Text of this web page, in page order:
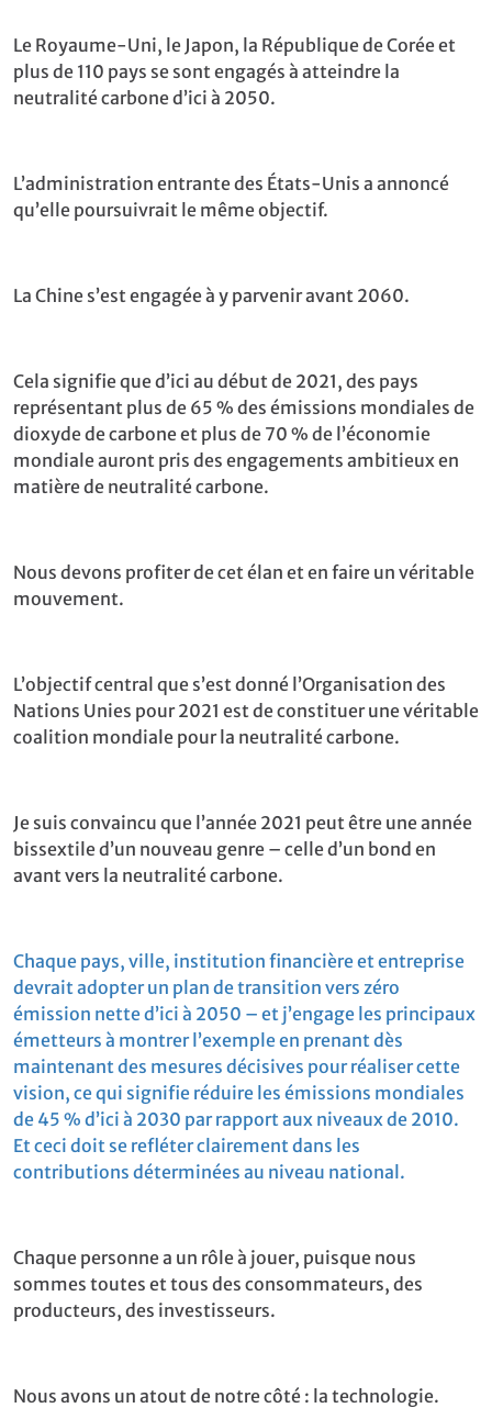
Le Royaume-Uni, le Japon, la République de Corée et
plus de 110 pays se sont engagés à atteindre la
neutralité carbone d’ici à 2050.
L’administration entrante des États-Unis a annoncé
qu’elle poursuivrait le même objectif.
La Chine s’est engagée à y parvenir avant 2060.
Cela signifie que d’ici au début de 2021, des pays
représentant plus de 65 % des émissions mondiales de
dioxyde de carbone et plus de 70 % de l’économie
mondiale auront pris des engagements ambitieux en
matière de neutralité carbone.
Nous devons profiter de cet élan et en faire un véritable
mouvement.
L’objectif central que s’est donné l’Organisation des
Nations Unies pour 2021 est de constituer une véritable
coalition mondiale pour la neutralité carbone.
Je suis convaincu que l’année 2021 peut être une année
bissextile d’un nouveau genre – celle d’un bond en
avant vers la neutralité carbone.
Chaque pays, ville, institution financière et entreprise
devrait adopter un plan de transition vers zéro
émission nette d’ici à 2050 – et j’engage les principaux
émetteurs à montrer l’exemple en prenant dès
maintenant des mesures décisives pour réaliser cette
vision, ce qui signifie réduire les émissions mondiales
de 45 % d’ici à 2030 par rapport aux niveaux de 2010.
Et ceci doit se refléter clairement dans les
contributions déterminées au niveau national.
Chaque personne a un rôle à jouer, puisque nous
sommes toutes et tous des consommateurs, des
producteurs, des investisseurs.
Nous avons un atout de notre côté : la technologie.